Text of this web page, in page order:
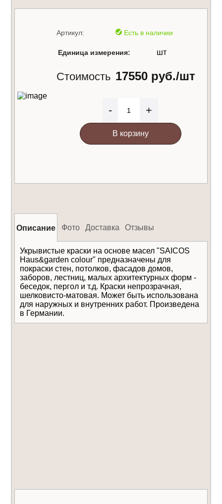
Артикул: Есть в наличии
Единица измерения: шт
Стоимость 17550 руб./шт
- +
В корзину
Описание Фото Доставка Отзывы
Укрывистые краски на основе масел "SAICOS
Haus&garden colour" предназначены для
покраски стен, потолков, фасадов домов,
заборов, лестниц, малых архитектурных форм -
беседок, пергол и т.д. Краски непрозрачная,
шелковисто-матовая. Может быть использована
для наружных и внутренних работ. Произведена
в Германии.